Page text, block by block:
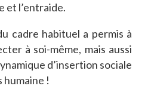
et l’entraide.
cadre habituel a permis à
à soi-même, mais aussi
d’insertion sociale
!